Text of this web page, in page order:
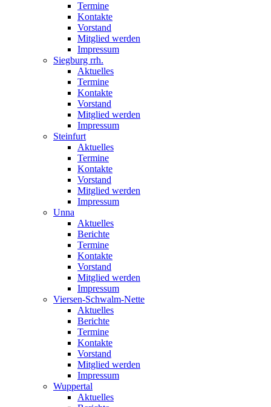
Termine
Kontakte
Vorstand
Mitglied werden
Impressum
Siegburg rrh.
Aktuelles
Termine
Kontakte
Vorstand
Mitglied werden
Impressum
Steinfurt
Aktuelles
Termine
Kontakte
Vorstand
Mitglied werden
Impressum
Unna
Aktuelles
Berichte
Termine
Kontakte
Vorstand
Mitglied werden
Impressum
Viersen-Schwalm-Nette
Aktuelles
Berichte
Termine
Kontakte
Vorstand
Mitglied werden
Impressum
Wuppertal
Aktuelles